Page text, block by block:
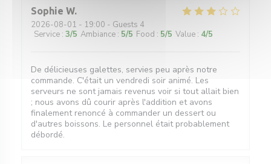
Sophie W
2026-08-01 - 19:00 - Guests 4
Service : 3/5 Ambiance : 5/5 Food : 5/5 Value : 4/5
De délicieuses galettes, servies peu après notre
commande. C'était un vendredi soir animé. Les
serveurs ne sont jamais revenus voir si tout allait bien
; nous avons dû courir après l'addition et avons
finalement renoncé à commander un dessert ou
d'autres boissons. Le personnel était probablement
débordé.